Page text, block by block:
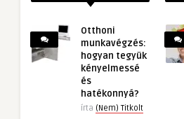
Otthoni
munkavégzés:
hogyan tegyük
kényelmessé
és
hatékonnyá?
írta (Nem) Titkolt